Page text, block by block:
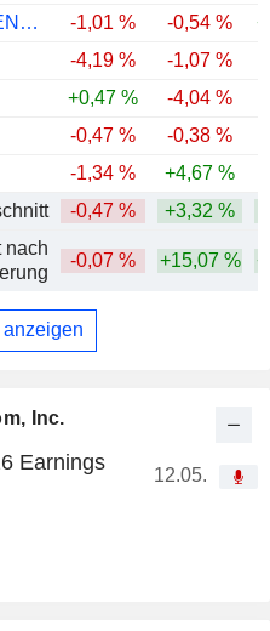
Inc.
Earnings
12.05.
FSN E-COMMERCE VENTURES LIMITED
-1,01 % -0,54 %
-4,19 %
-1,07 %
+0,47 % -4,04 %
-0,47 % -0,38 %
-1,34 % +4,67 %
-0,47 % +3,32 %
nach
-0,07 % +15,07 %